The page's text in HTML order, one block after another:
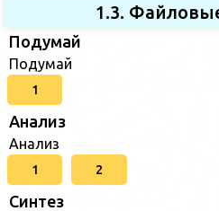
1.3.
Подумай
Подумай
1
Анализ
Анализ
1 2
Синтез